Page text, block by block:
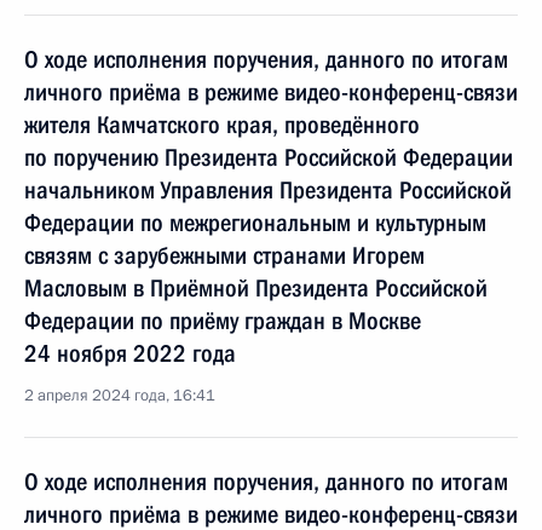
О ходе исполнения поручения, данного по итогам
личного приёма в режиме видео-конференц-связи
жителя Камчатского края, проведённого
по поручению Президента Российской Федерации
начальником Управления Президента Российской
Федерации по межрегиональным и культурным
связям с зарубежными странами Игорем
Масловым в Приёмной Президента Российской
Федерации по приёму граждан в Москве
24 ноября 2022 года
2 апреля 2024 года, 16:41
О ходе исполнения поручения, данного по итогам
личного приёма в режиме видео-конференц-связи